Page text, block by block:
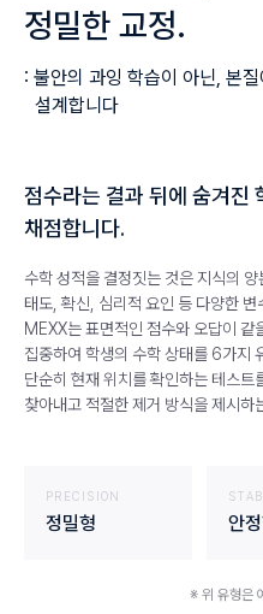
정밀한 교정.
: 불안의 과잉 학습이 아닌, 본
설계합니다
점수라는 결과 뒤에 숨겨진
채점합니다.
수학 성적을 결정짓는 것은 지식의 양
태도, 확신, 심리적 요인 등 다양한 변
MEXX는 표면적인 점수와 오답이 같
집중하여 학생의 수학 상태를 6가지
단순히 현재 위치를 확인하는 테스
찾아내고 적절한 제거 방식을 제시
PRECISION
정밀형 안
※ 위 유형은